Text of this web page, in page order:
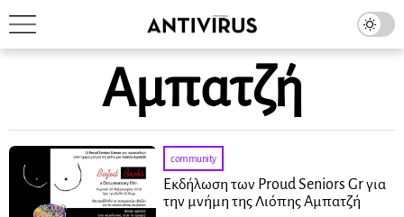
Αμπατζή
community
Εκδήλωση των Proud Seniors Gr για
την μνήμη της Λιόπης Αμπατζή